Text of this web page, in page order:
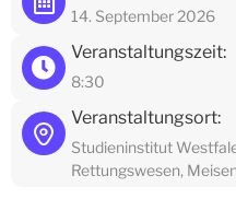
14. September 2026
Veranstaltungszeit:
8:30
Veranstaltungsort:
Studieninstitut
Rettungswesen,